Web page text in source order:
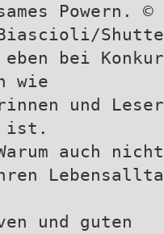
Powern. ©
bei
wie
und
ist.
auch
und guten